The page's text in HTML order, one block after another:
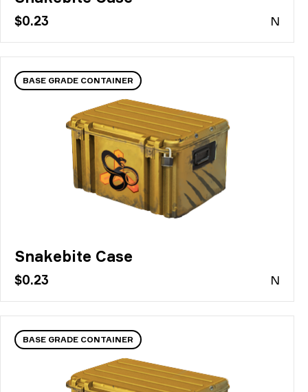
$0.23 N
BASE GRADE CONTAINER
Snakebite Case
$0.23 N
BASE GRADE CONTAINER